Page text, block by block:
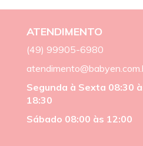
ATENDIMENTO
(49) 99905-6980
Segunda à Sexta 08:30
18:30
Sábado 08:00 às 12:00